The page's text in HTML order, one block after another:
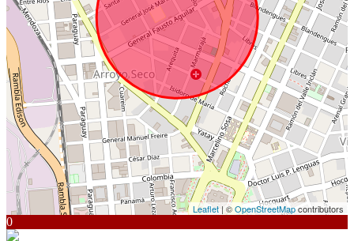
Leaflet | ©OpenStreetMapcontributors
0